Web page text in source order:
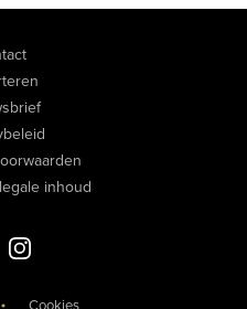
inhoud
Luxevastgoed
Instagram Luxevastgoed